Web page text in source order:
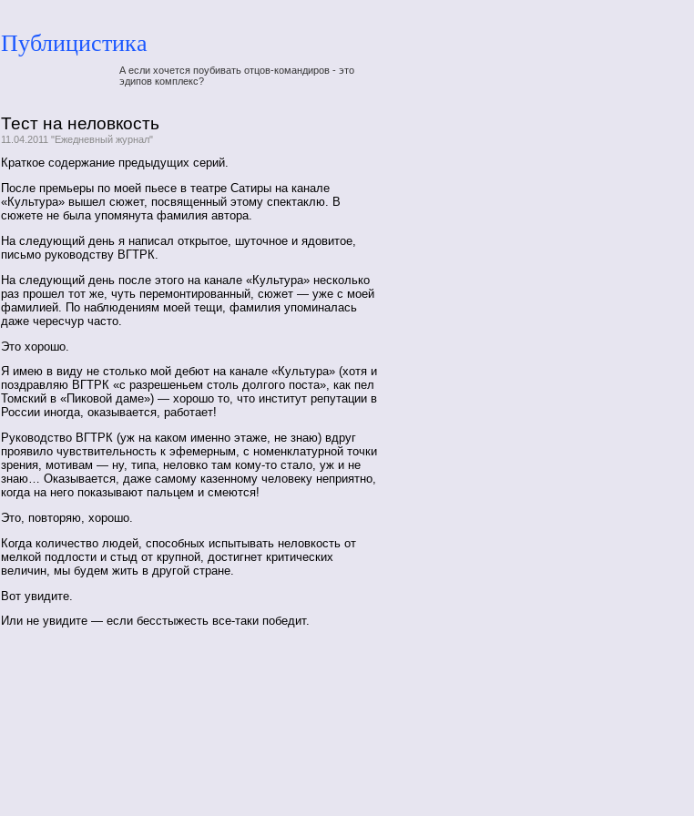
Публицистика
А если хочется поубивать отцов-командиров - это
эдипов комплекс?
Тест на неловкость
11.04.2011 "Ежедневный журнал"
Краткое содержание предыдущих серий.
После премьеры по моей пьесе в театре Сатиры на канале
«Культура» вышел сюжет, посвященный этому спектаклю. В
сюжете не была упомянута фамилия автора.
На следующий день я написал открытое, шуточное и ядовитое,
письмо руководству ВГТРК.
На следующий день после этого на канале «Культура» несколько
раз прошел тот же, чуть перемонтированный, сюжет — уже с моей
фамилией. По наблюдениям моей тещи, фамилия упоминалась
даже чересчур часто.
Это хорошо.
Я имею в виду не столько мой дебют на канале «Культура» (хотя и
поздравляю ВГТРК «с разрешеньем столь долгого поста», как пел
Томский в «Пиковой даме») — хорошо то, что институт репутации в
России иногда, оказывается, работает!
Руководство ВГТРК (уж на каком именно этаже, не знаю) вдруг
проявило чувствительность к эфемерным, с номенклатурной точки
зрения, мотивам — ну, типа, неловко там кому-то стало, уж и не
знаю… Оказывается, даже самому казенному человеку неприятно,
когда на него показывают пальцем и смеются!
Это, повторяю, хорошо.
Когда количество людей, способных испытывать неловкость от
мелкой подлости и стыд от крупной, достигнет критических
величин, мы будем жить в другой стране.
Вот увидите.
Или не увидите — если бесстыжесть все-таки победит.